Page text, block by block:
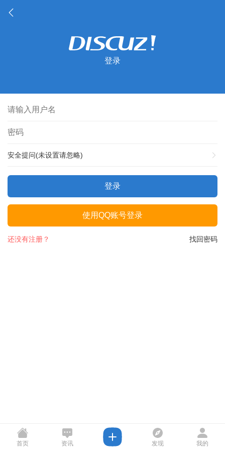
登录
安全提问(未设置请忽略)
登录
使用QQ账号登录
找回密码
还没有注册？
首页 资讯 发现 我的